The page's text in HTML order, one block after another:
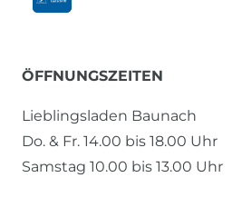
ÖFFNUNGSZEITEN
Lieblingsladen Baunach
Do. & Fr. 14.00 bis 18.00 Uhr
Samstag 10.00 bis 13.00 Uhr